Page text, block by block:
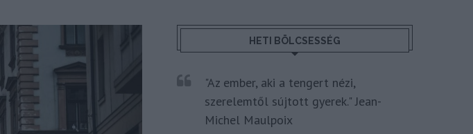
HETI BÖLCSESSÉG
"Az ember, aki a tengert nézi,
szerelemtől sújtott gyerek." Jean-
Michel Maulpoix